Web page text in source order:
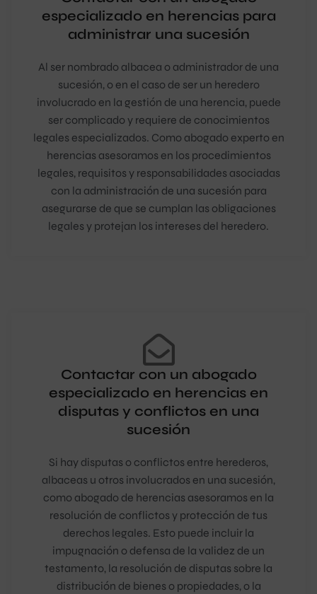
especializado en herencias para
administrar una sucesión
Al ser nombrado albacea o administrador de una
sucesión, o en el caso de ser un heredero
involucrado en la gestión de una herencia, puede
ser complicado y requiere de conocimientos
legales especializados. Como abogado experto en
herencias asesoramos en los procedimientos
legales, requisitos y responsabilidades asociadas
con la administración de una sucesión para
asegurarse de que se cumplan las obligaciones
legales y protejan los intereses del heredero.
Contactar con un abogado
especializado en herencias en
disputas y conflictos en una
sucesión
Si hay disputas o conflictos entre herederos,
albaceas u otros involucrados en una sucesión,
como abogado de herencias asesoramos en la
resolución de conflictos y protección de tus
derechos legales. Esto puede incluir la
impugnación o defensa de la validez de un
testamento, la resolución de disputas sobre la
distribución de bienes o propiedades, o la